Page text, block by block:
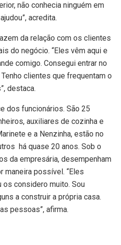
não conhecia ninguém em
acredita.
da relação com os clientes
do negócio. “Eles vêm aqui e
comigo. Consegui entrar no
clientes que frequentam o
destaca.
dos funcionários. São 25
auxiliares de cozinha e
e a Nenzinha, estão no
há quase 20 anos. Sob o
da empresária, desempenham
maneira possível. “Eles
os considero muito. Sou
a construir a própria casa.
pessoas”, afirma.